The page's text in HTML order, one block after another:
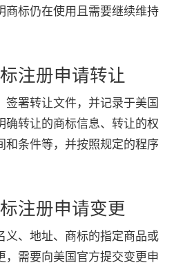
商标仍在使用且需要继续维持
注册申请转让
签署转让文件，并记录于美国
确转让的商标信息、转让的权
和条件等，并按照规定的程序
注册申请变更
义、地址、商标的指定商品或
，需要向美国官方提交变更申